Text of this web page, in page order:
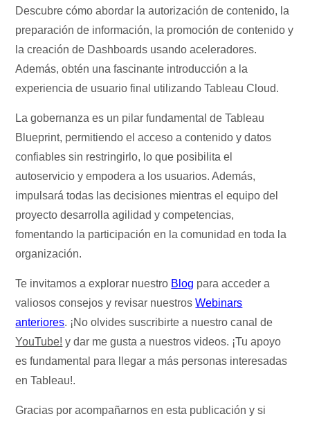
Descubre cómo abordar la autorización de contenido, la
preparación de información, la promoción de contenido y
la creación de Dashboards usando aceleradores.
Además, obtén una fascinante introducción a la
experiencia de usuario final utilizando Tableau Cloud.
La gobernanza es un pilar fundamental de Tableau
Blueprint, permitiendo el acceso a contenido y datos
confiables sin restringirlo, lo que posibilita el
autoservicio y empodera a los usuarios. Además,
impulsará todas las decisiones mientras el equipo del
proyecto desarrolla agilidad y competencias,
fomentando la participación en la comunidad en toda la
organización.
Te invitamos a explorar nuestro Blog para acceder a
valiosos consejos y revisar nuestrosWebinars
anteriores. ¡No olvides suscribirte a nuestro canal de
YouTube! y dar me gusta a nuestros videos. ¡Tu apoyo
es fundamental para llegar a más personas interesadas
en Tableau!.
Gracias por acompañarnos en esta publicación y si